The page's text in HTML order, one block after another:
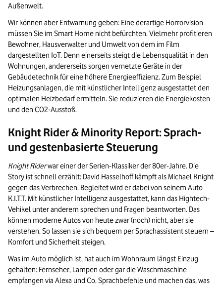
Außenwelt.
Wir können aber Entwarnung geben: Eine derartige Horrorvision
müssen Sie im Smart Home nicht befürchten. Vielmehr profitieren
Bewohner, Hausverwalter und Umwelt von dem im Film
dargestellten IoT. Denn einerseits steigt die Lebensqualität in den
Wohnungen, andererseits sorgen vernetzte Geräte in der
Gebäudetechnik für eine höhere Energieeffizienz. Zum Beispiel
Heizungsanlagen, die mit künstlicher Intelligenz ausgestattet den
optimalen Heizbedarf ermitteln. Sie reduzieren die Energiekosten
und den CO2-Ausstoß.
Knight Rider & Minority Report: Sprach-
und gestenbasierte Steuerung
Knight Riderwar einer der Serien-Klassiker der 80er-Jahre. Die
Story ist schnell erzählt: David Hasselhoff kämpft als Michael Knight
gegen das Verbrechen. Begleitet wird er dabei von seinem Auto
K.I.T.T. Mit künstlicher Intelligenz ausgestattet, kann das Hightech-
Vehikel unter anderem sprechen und Fragen beantworten. Das
können moderne Autos von heute zwar (noch) nicht, aber sie
verstehen. So lassen sie sich bequem per Sprachassistent steuern –
Komfort und Sicherheit steigen.
Was im Auto möglich ist, hat auch im Wohnraum längst Einzug
gehalten: Fernseher, Lampen oder gar die Waschmaschine
empfangen via Alexa und Co. Sprachbefehle und machen das, was